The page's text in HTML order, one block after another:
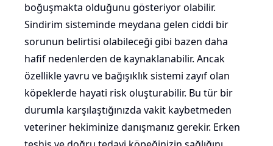
boğuşmakta olduğunu gösteriyor olabilir.
Sindirim sisteminde meydana gelen ciddi bir
sorunun belirtisi olabileceği gibi bazen daha
hafif nedenlerden de kaynaklanabilir. Ancak
özellikle yavru ve bağışıklık sistemi zayıf olan
köpeklerde hayati risk oluşturabilir. Bu tür bir
durumla karşılaştığınızda vakit kaybetmeden
veteriner hekiminize danışmanız gerekir. Erken